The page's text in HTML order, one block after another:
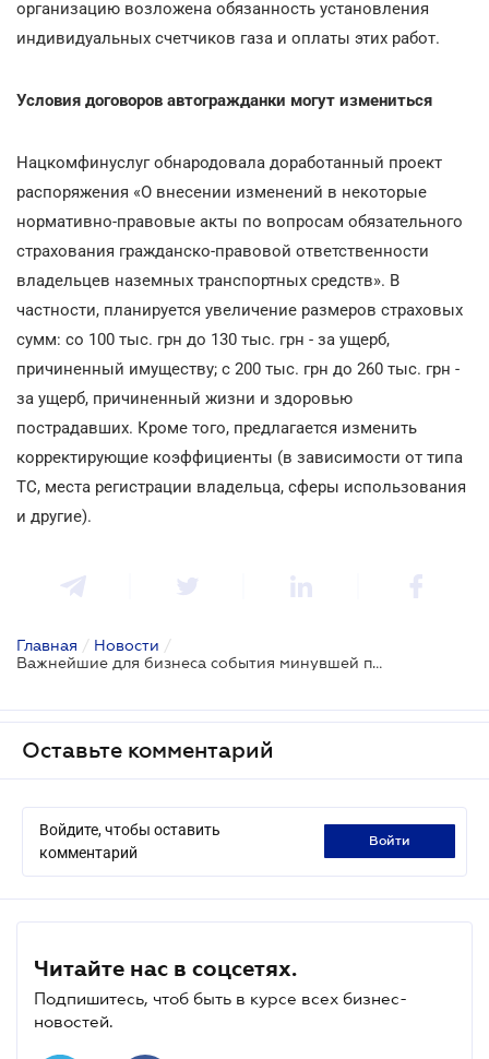
организацию возложена обязанность установления
индивидуальных счетчиков газа и оплаты этих работ.
Условия договоров автогражданки могут измениться
Нацкомфинуслуг обнародовала доработанный проект
распоряжения «О внесении изменений в некоторые
нормативно-правовые акты по вопросам обязательного
страхования гражданско-правовой ответственности
владельцев наземных транспортных средств». В
частности, планируется увеличение размеров страховых
сумм: со 100 тыс. грн до 130 тыс. грн - за ущерб,
причиненный имуществу; с 200 тыс. грн до 260 тыс. грн -
за ущерб, причиненный жизни и здоровью
пострадавших. Кроме того, предлагается изменить
корректирующие коэффициенты (в зависимости от типа
ТС, места регистрации владельца, сферы использования
и другие).
Главная / Новости /
Важнейшие для бизнеса события минувшей правовой недели
Оставьте комментарий
Войдите, чтобы оставить
комментарий
войти
Читайте нас в соцсетях.
Подпишитесь, чтоб быть в курсе всех бизнес-
новостей.